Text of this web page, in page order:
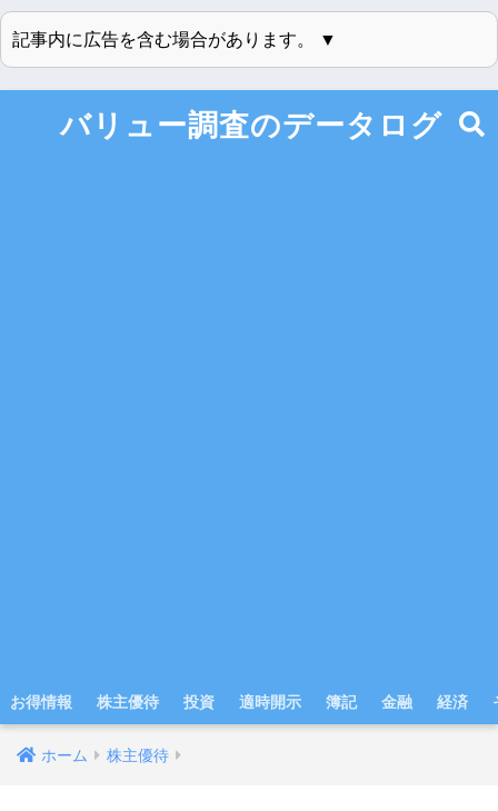
記事内に広告を含む場合があります。 ▼
バリュー調査のデータログ
お得情報 株主優待 投資 適時開示 簿記 金融 経済
ホーム 株主優待